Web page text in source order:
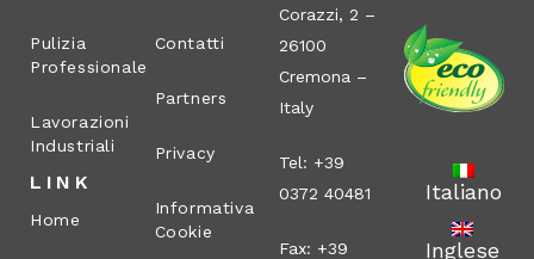
Pulizia
Professionale
Lavorazioni
Industriali
LINK
Home
Contatti
Partners
Privacy
Informativa
Cookie
Corazzi, 2 –
26100
Cremona –
Italy
Tel: +39
0372 40481
Fax: +39
Italiano
Inglese